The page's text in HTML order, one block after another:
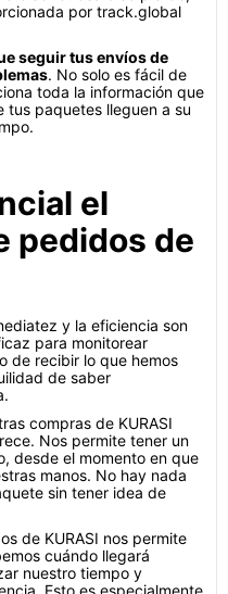
por track.global
seguir tus envíos de
. No solo es fácil de
toda la información que
tus paquetes lleguen a su
el
pedidos de
y la eficiencia son
para monitorear
de recibir lo que hemos
de saber
compras de KURASI
Nos permite tener un
desde el momento en que
manos. No hay nada
sin tener idea de
de KURASI nos permite
cuándo llegará
nuestro tiempo y
Esto es especialmente